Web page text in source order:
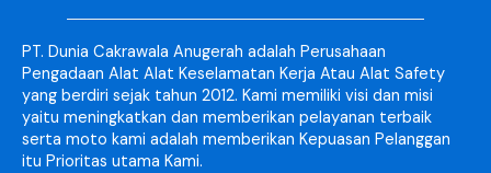
PT. Dunia Cakrawala Anugerah adalah Perusahaan
Pengadaan Alat Alat Keselamatan Kerja Atau Alat Safety
yang berdiri sejak tahun 2012. Kami memiliki visi dan misi
yaitu meningkatkan dan memberikan pelayanan terbaik
serta moto kami adalah memberikan Kepuasan Pelanggan
itu Prioritas utama Kami.